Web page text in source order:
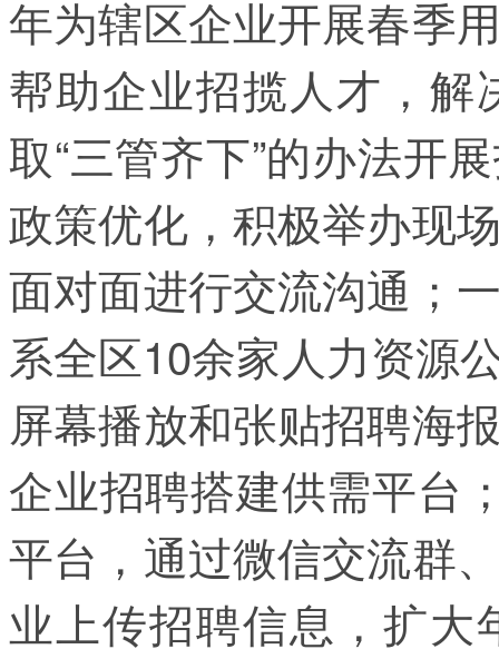
年为辖区企业开展春季
帮助企业招揽人才，
取“三管齐下”的办法开
政策优化，积极举办现
面对面进行交流沟通；
系全区10余家人力资源
屏幕播放和张贴招聘海
企业招聘搭建供需平台
平台，通过微信交流群
业上传招聘信息，扩